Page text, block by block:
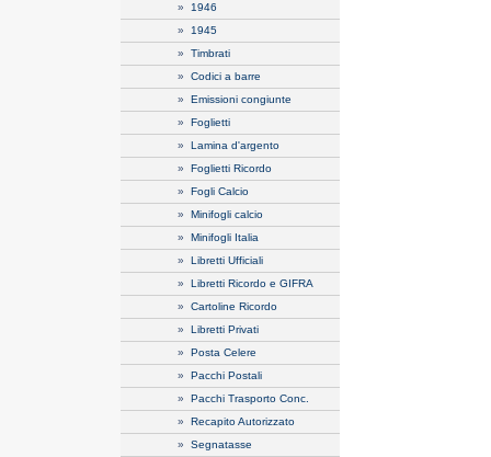
» 1946
» 1945
» Timbrati
» Codici a barre
» Emissioni congiunte
» Foglietti
» Lamina d'argento
» Foglietti Ricordo
» Fogli Calcio
» Minifogli calcio
» Minifogli Italia
» Libretti Ufficiali
» Libretti Ricordo e GIFRA
» Cartoline Ricordo
» Libretti Privati
» Posta Celere
» Pacchi Postali
» Pacchi Trasporto Conc.
» Recapito Autorizzato
» Segnatasse